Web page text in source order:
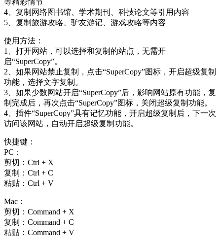
等精彩情节
4、复制网络图书馆、学术期刊、科技论文等引用内容
5、复制旅游攻略、驴友游记、游戏攻略等内容
使用方法：
1、打开网站，可以选择和复制的站点，无需开
启“SuperCopy”。
2、如果网站禁止复制，点击“SuperCopy”图标，开启超级复制
功能，选择文字复制。
3、如果少数网站开启“SuperCopy”后，影响网站原有功能，复
制完成后，再次点击“SuperCopy”图标，关闭超级复制功能。
4、插件“SuperCopy”具有记忆功能，开启超级复制后，下一次
访问该网站，自动开启超级复制功能。
快捷键：
PC：
剪切：Ctrl + X
复制：Ctrl + C
粘贴：Ctrl + V
Mac：
剪切：Command + X
复制：Command + C
粘贴：Command + V